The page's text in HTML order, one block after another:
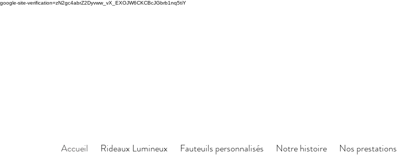
google-site-verification=zN2gc4abrZ2Dyvww_vX_EXOJW6CKCBcJGbrb1nq5tiY
Accueil Rideaux Lumineux Fauteuils personnalisés Notre histoire Nos prestations